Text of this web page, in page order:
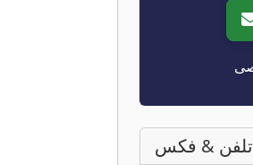
تلفن & فکس